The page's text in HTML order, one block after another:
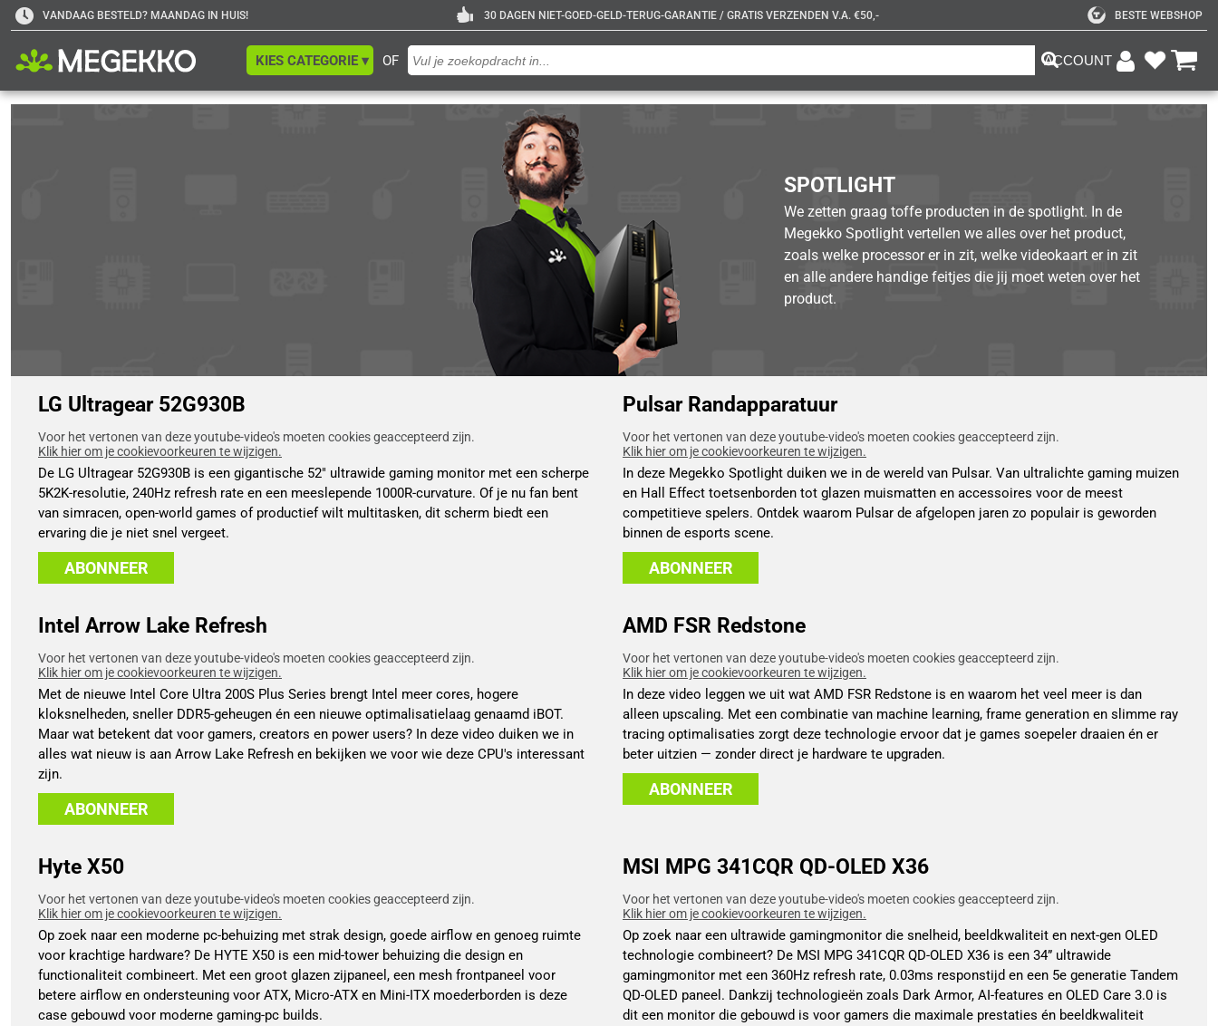
VANDAAG BESTELD? MAANDAG IN HUIS! 30 DAGEN NIET-GOED-GELD-TERUG-GARANTIE / GRATIS VERZENDEN V.A. €50,- BESTE WEBSHOP
OF
KIES CATEGORIE ▾ ACCOUNT
SPOTLIGHT
We zetten graag toffe producten in de spotlight. In de
Megekko Spotlight vertellen we alles over het product,
zoals welke processor er in zit, welke videokaart er in zit
en alle andere handige feitjes die jij moet weten over het
product.
LG Ultragear 52G930B
Voor het vertonen van deze youtube-video's moeten cookies geaccepteerd zijn.
Klik hier om je cookievoorkeuren te wijzigen.
De LG Ultragear 52G930B is een gigantische 52" ultrawide gaming monitor met een scherpe
5K2K-resolutie, 240Hz refresh rate en een meeslepende 1000R-curvature. Of je nu fan bent
van simracen, open-world games of productief wilt multitasken, dit scherm biedt een
ervaring die je niet snel vergeet.
ABONNEER
Pulsar Randapparatuur
Voor het vertonen van deze youtube-video's moeten cookies geaccepteerd zijn.
Klik hier om je cookievoorkeuren te wijzigen.
In deze Megekko Spotlight duiken we in de wereld van Pulsar. Van ultralichte gaming muizen
en Hall Effect toetsenborden tot glazen muismatten en accessoires voor de meest
competitieve spelers. Ontdek waarom Pulsar de afgelopen jaren zo populair is geworden
binnen de esports scene.
ABONNEER
Intel Arrow Lake Refresh
Voor het vertonen van deze youtube-video's moeten cookies geaccepteerd zijn.
Klik hier om je cookievoorkeuren te wijzigen.
Met de nieuwe Intel Core Ultra 200S Plus Series brengt Intel meer cores, hogere
kloksnelheden, sneller DDR5-geheugen én een nieuwe optimalisatielaag genaamd iBOT.
Maar wat betekent dat voor gamers, creators en power users? In deze video duiken we in
alles wat nieuw is aan Arrow Lake Refresh en bekijken we voor wie deze CPU's interessant
zijn.
ABONNEER
AMD FSR Redstone
Voor het vertonen van deze youtube-video's moeten cookies geaccepteerd zijn.
Klik hier om je cookievoorkeuren te wijzigen.
In deze video leggen we uit wat AMD FSR Redstone is en waarom het veel meer is dan
alleen upscaling. Met een combinatie van machine learning, frame generation en slimme ray
tracing optimalisaties zorgt deze technologie ervoor dat je games soepeler draaien én er
beter uitzien — zonder direct je hardware te upgraden.
ABONNEER
Hyte X50
Voor het vertonen van deze youtube-video's moeten cookies geaccepteerd zijn.
Klik hier om je cookievoorkeuren te wijzigen.
Op zoek naar een moderne pc-behuizing met strak design, goede airflow en genoeg ruimte
voor krachtige hardware? De HYTE X50 is een mid-tower behuizing die design en
functionaliteit combineert. Met een groot glazen zijpaneel, een mesh frontpaneel voor
betere airflow en ondersteuning voor ATX, Micro-ATX en Mini-ITX moederborden is deze
case gebouwd voor moderne gaming-pc builds.
MSI MPG 341CQR QD-OLED X36
Voor het vertonen van deze youtube-video's moeten cookies geaccepteerd zijn.
Klik hier om je cookievoorkeuren te wijzigen.
Op zoek naar een ultrawide gamingmonitor die snelheid, beeldkwaliteit en next-gen OLED
technologie combineert? De MSI MPG 341CQR QD-OLED X36 is een 34” ultrawide
gamingmonitor met een 360Hz refresh rate, 0.03ms responstijd en een 5e generatie Tandem
QD-OLED paneel. Dankzij technologieën zoals Dark Armor, AI-features en OLED Care 3.0 is
dit een monitor die gebouwd is voor gamers die maximale prestaties én beeldkwaliteit